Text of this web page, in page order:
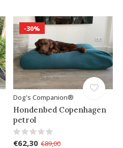
-30%
Dog's Companion®
Hondenbed Copenhagen
petrol
€62,30 €89,00